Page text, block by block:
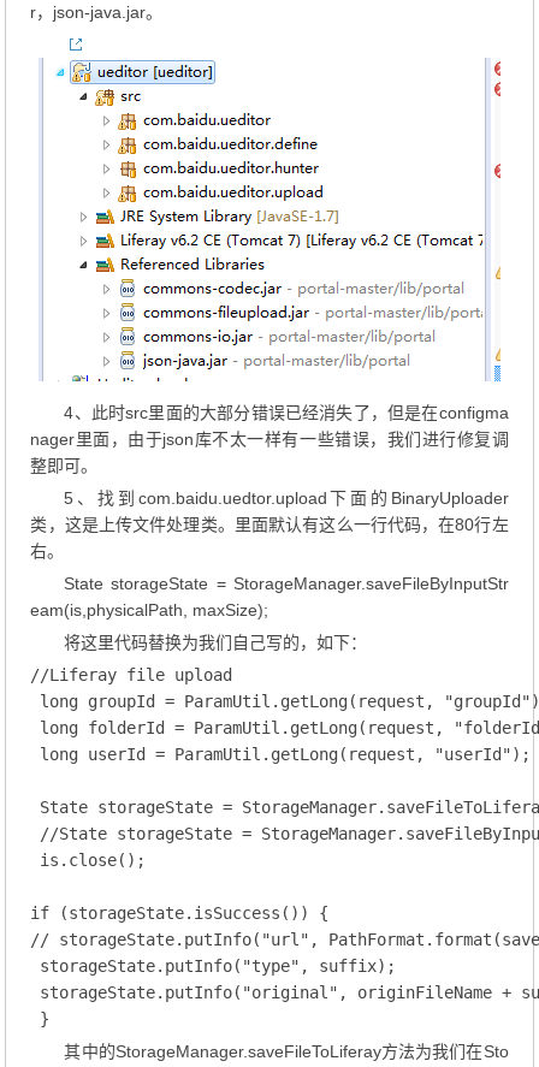
r，json-java.jar。
4、此时src里面的大部分错误已经消失了，但是在configma
nager里面，由于json库不太一样有一些错误，我们进行修复调
整即可。
5、找到com.baidu.uedtor.upload下面的BinaryUploader
类，这是上传文件处理类。里面默认有这么一行代码，在80行左
右。
State storageState = StorageManager.saveFileByInputStr
eam(is,physicalPath, maxSize);
将这里代码替换为我们自己写的，如下：
//Liferay file upload
long groupId = ParamUtil.getLong(request,
long folderId = ParamUtil.getLong(request,
long userId = ParamUtil.getLong(request, "userId");
State storageState =
//State storageState =
is.close();
if (storageState.isSuccess()) {
// storageState.putInfo("url",
storageState.putInfo("type", suffix);
storageState.putInfo("original", originFileName +
}
其中的StorageManager.saveFileToLiferay方法为我们在Sto